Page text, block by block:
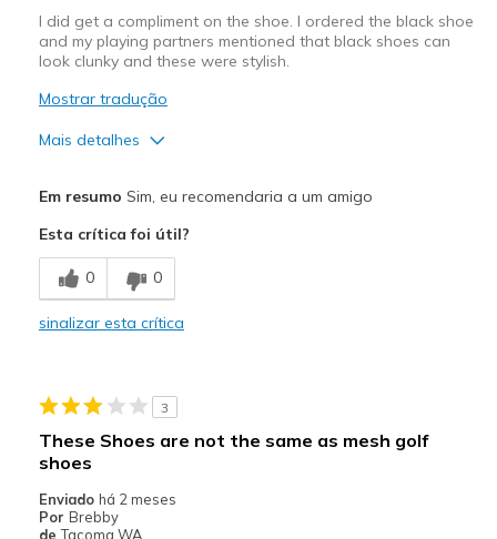
I did get a compliment on the shoe. I ordered the black shoe
and my playing partners mentioned that black shoes can
look clunky and these were stylish.
Mostrar tradução
Mais detalhes
Comfortable
Sizing
View On Shoes
Shoes are for Wearing
Em resumo Sim, eu recomendaria a um amigo
Esta crítica foi útil?
0 0
sinalizar esta crítica
3
These Shoes are not the same as mesh golf
shoes
Enviado há 2 meses
Por Brebby
de Tacoma WA